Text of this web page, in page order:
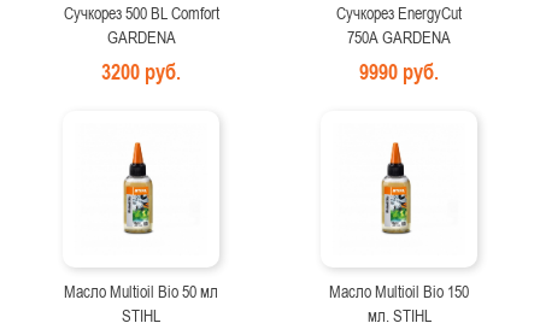
Сучкорез 500 BL Comfort
GARDENA
3200 руб.
Сучкорез EnergyCut
750A GARDENA
9990 руб.
Масло Multioil Bio 50 мл
STIHL
Масло Multioil Bio 150
мл. STIHL